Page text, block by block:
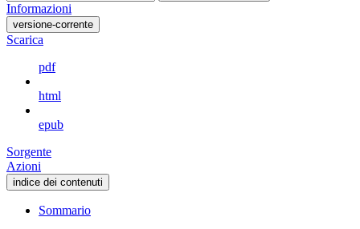
Informazioni
versione-corrente
Scarica
pdf
html
epub
Sorgente
Azioni
indice dei contenuti
Sommario